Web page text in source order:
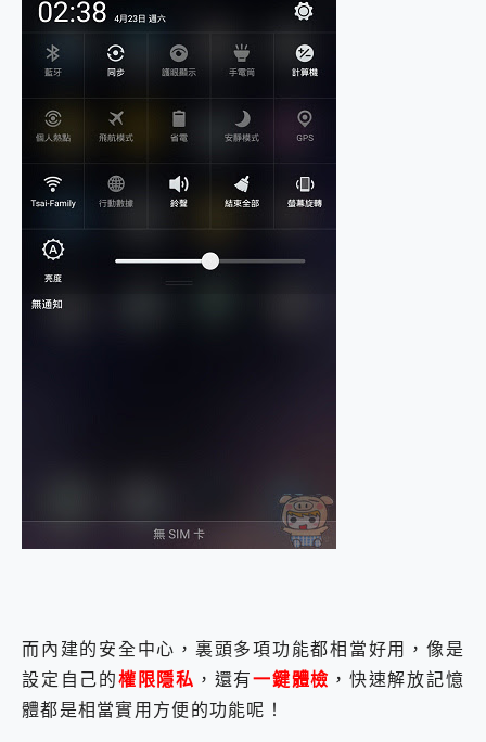
而內建的安全中心，裏頭多項功能都相當好用，像是
設定自己的權限隱私 ，還有一鍵體檢 ，快速解放記憶
體都是相當實用方便的功能呢！